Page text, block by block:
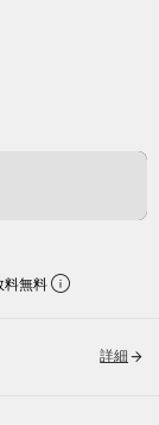
料無料
詳細